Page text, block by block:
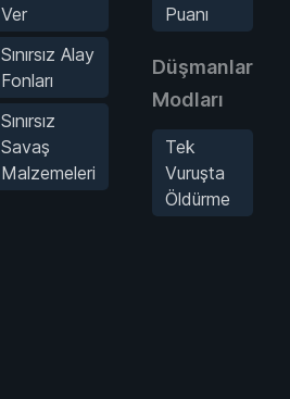
Ver
Sınırsız Alay
Fonları
Sınırsız
Savaş
Malzemeleri
Puanı
Düşmanlar
Modları
Tek
Vuruşta
Öldürme